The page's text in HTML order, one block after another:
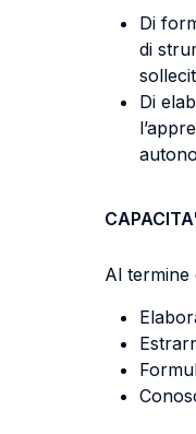
Di
di
Di
Al termine